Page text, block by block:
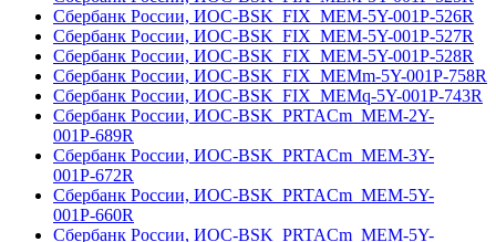
Сбербанк России, ИОС-BSK_FIX_MEM-5Y-001Р-526R
Сбербанк России, ИОС-BSK_FIX_MEM-5Y-001Р-527R
Сбербанк России, ИОС-BSK_FIX_MEM-5Y-001Р-528R
Сбербанк России, ИОС-BSK_FIX_MEMm-5Y-001Р-758R
Сбербанк России, ИОС-BSK_FIX_MEMq-5Y-001Р-743R
Сбербанк России, ИОС-BSK_PRTACm_MEM-2Y-
001Р-689R
Сбербанк России, ИОС-BSK_PRTACm_MEM-3Y-
001Р-672R
Сбербанк России, ИОС-BSK_PRTACm_MEM-5Y-
001Р-660R
Сбербанк России, ИОС-BSK_PRTACm_MEM-5Y-